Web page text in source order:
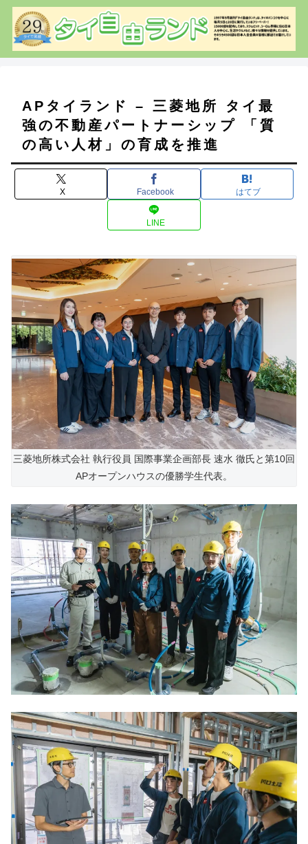
APタイランド – 三菱地所 タイ最
強の不動産パートナーシップ 「質
の高い人材」の育成を推進
X Facebook はてブ
LINE
三菱地所株式会社 執行役員 国際事業企画部長 速水 徹氏と第10回
APオープンハウスの優勝学生代表。